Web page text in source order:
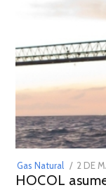
Gas Natural
ON
2 DE
HOCOL